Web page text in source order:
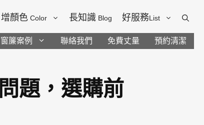
增顏色 Color 長知識 Blog 好服務List
窗簾案例 聯絡我們 免費丈量 預約清潔
題，選購前